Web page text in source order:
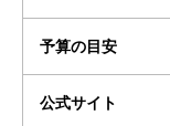
予算の目安
公式サイト